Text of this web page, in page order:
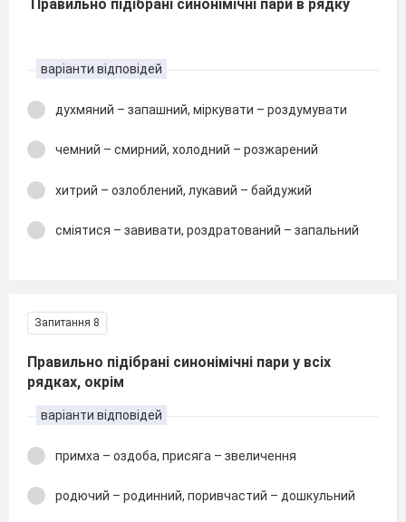
Правильно підібрані синонімічні пари в рядку
варіанти відповідей
духмяний – запашний, міркувати – роздумувати
чемний – смирний, холодний – розжарений
хитрий – озлоблений, лукавий – байдужий
сміятися – завивати, роздратований – запальний
Запитання 8
Правильно підібрані синонімічні пари у всіх
рядках, окрім
варіанти відповідей
примха – оздоба, присяга – звеличення
родючий – родинний, поривчастий – дошкульний